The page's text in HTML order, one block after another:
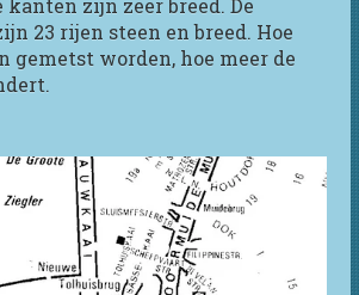
23 rijen steen en breed. Hoe
gemetst worden, hoe meer de